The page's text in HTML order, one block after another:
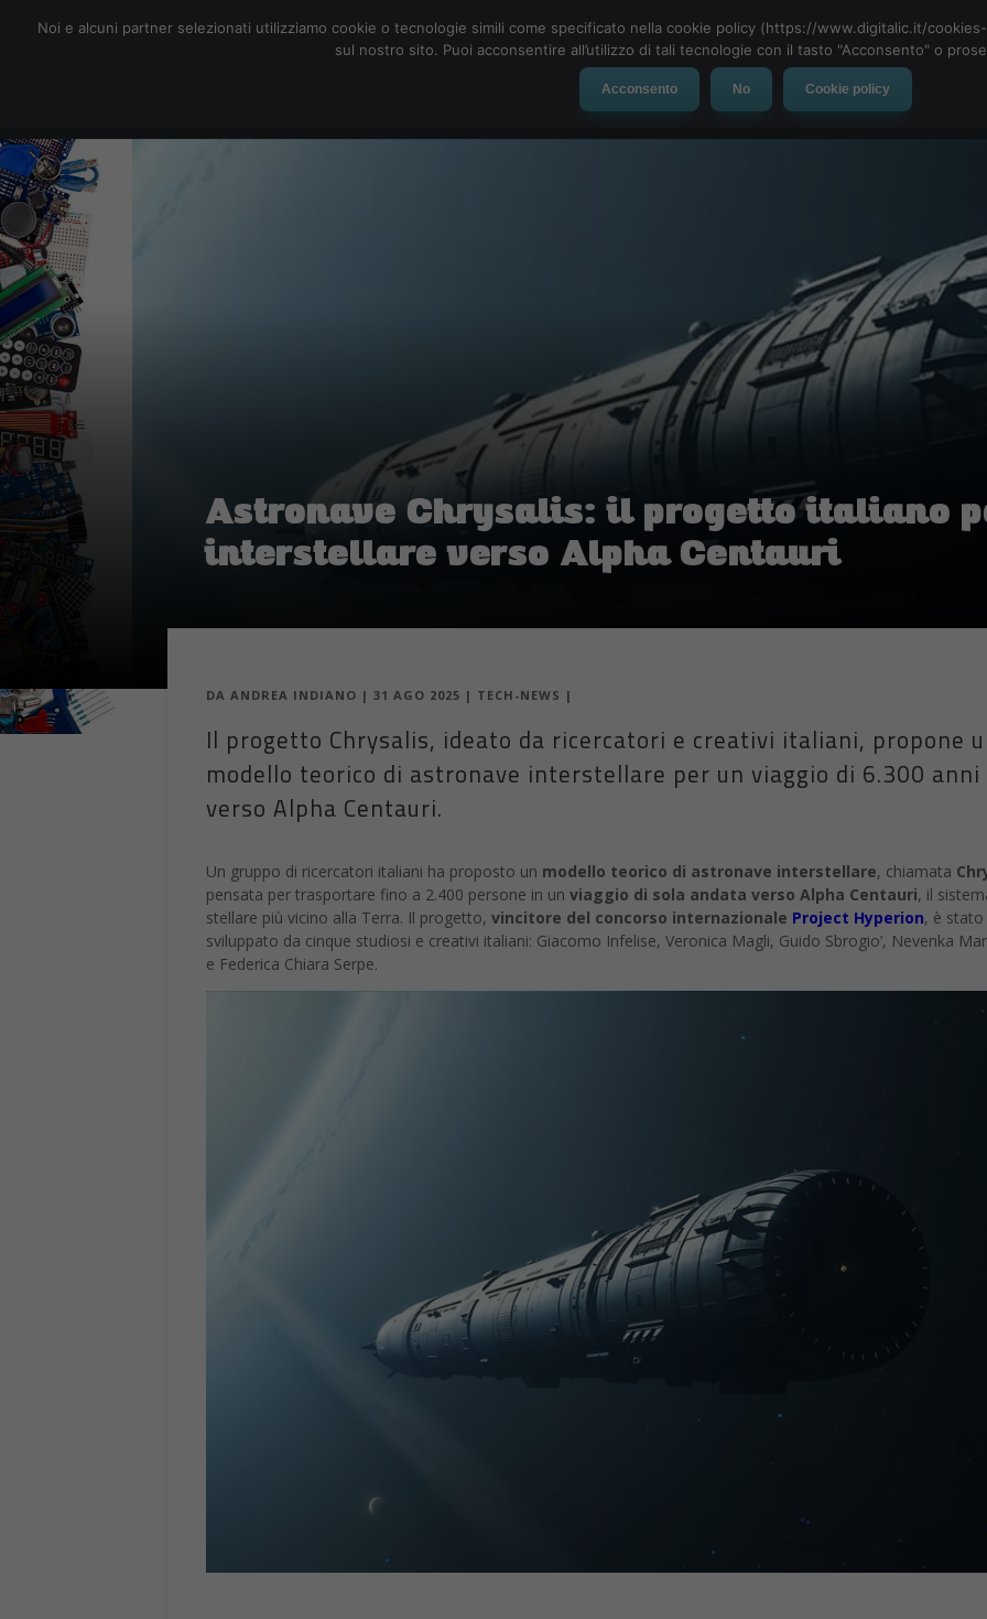
Social Network App Automotive Tech-News
Astronave Chrysalis: il progetto italiano
interstellare verso Alpha Centauri
DA ANDREA INDIANO | 31 AGO 2025 | TECH-NEWS |
Il progetto Chrysalis, ideato da ricercatori e creativi italiani, propone
modello teorico di astronave interstellare per un viaggio di 6.300 anni
verso Alpha Centauri.
Un gruppo di ricercatori italiani ha proposto un modello teorico di astronave interstellare, chiamata
pensata per trasportare fino a 2.400 persone in un viaggio di sola andata verso Alpha Centauri, il
stellare più vicino alla Terra. Il progetto, vincitore del concorso internazionale Project Hyperion, è stato
sviluppato da cinque studiosi e creativi italiani: Giacomo Infelise, Veronica Magli, Guido Sbrogio’, Nevenka
e Federica Chiara Serpe.
Noi e alcuni partner selezionati utilizziamo cookie o tecnologie simili come specificato nella cookie policy (https://www.digitalic.it/
sul nostro sito. Puoi acconsentire all’utilizzo di tali tecnologie con il tasto "Acconsento" o
Acconsento No Cookie policy